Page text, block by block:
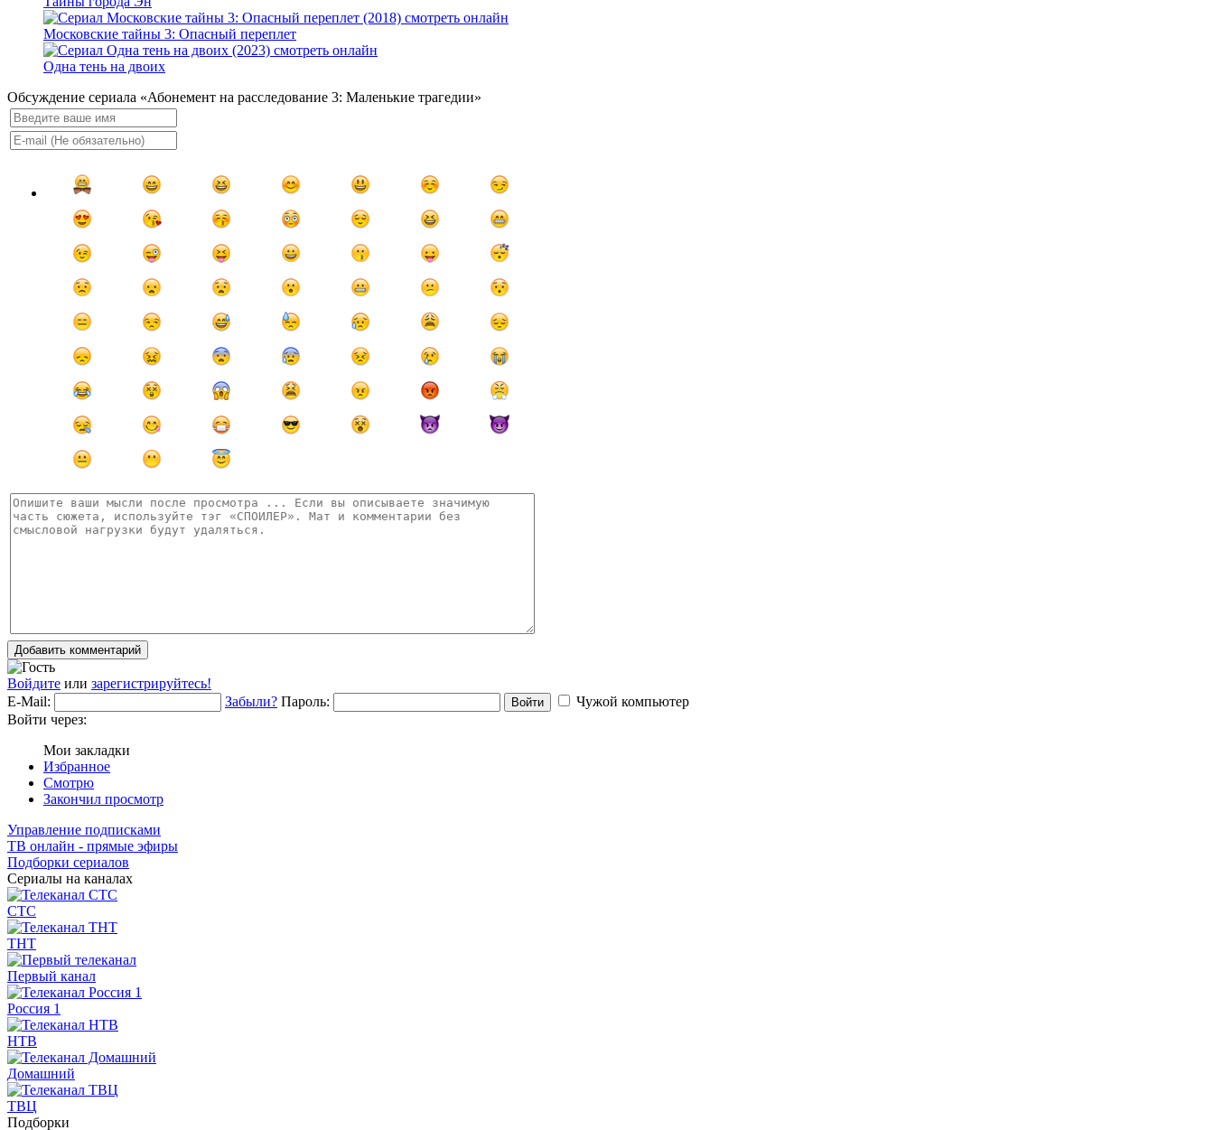
Московские тайны 3: Опасный переплет
Одна тень на двоих
Обсуждение сериала «Абонемент на расследование 3: Маленькие трагедии»
Добавить комментарий
Войдите или зарегистрируйтесь!
E-Mail:
Забыли? Пароль: Войти
Чужой компьютер
Войти через:
Мои закладки
Избранное
Смотрю
Закончил просмотр
Управление подписками
ТВ онлайн - прямые эфиры
Подборки сериалов
Сериалы на каналах
СТС
ТНТ
Первый канал
Россия 1
НТВ
Домашний
ТВЦ
Подборки